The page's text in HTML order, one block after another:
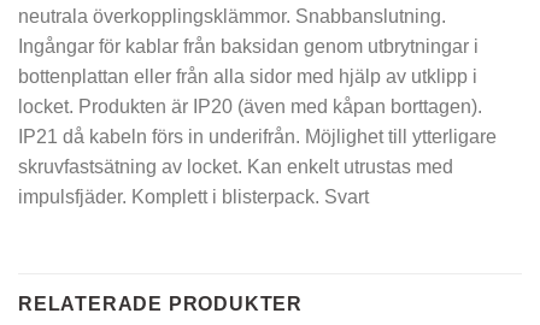
neutrala överkopplingsklämmor. Snabbanslutning.
Ingångar för kablar från baksidan genom utbrytningar i
bottenplattan eller från alla sidor med hjälp av utklipp i
locket. Produkten är IP20 (även med kåpan borttagen).
IP21 då kabeln förs in underifrån. Möjlighet till ytterligare
skruvfastsätning av locket. Kan enkelt utrustas med
impulsfjäder. Komplett i blisterpack. Svart
RELATERADE PRODUKTER